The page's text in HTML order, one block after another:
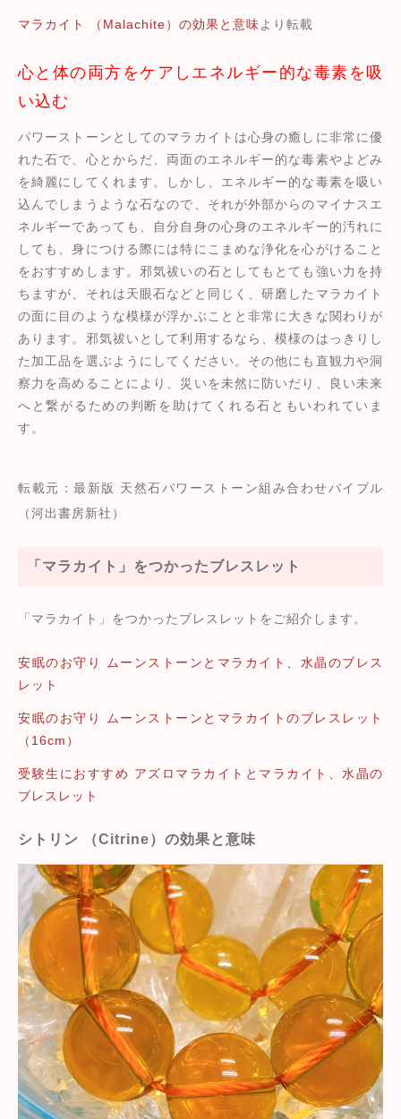
マラカイト （Malachite）の効果と意味より転載
心と体の両方をケアしエネルギー的な毒素を吸
い込む
パワーストーンとしてのマラカイトは心身の癒しに非常に優
れた石で、心とからだ、両面のエネルギー的な毒素やよどみ
を綺麗にしてくれます。しかし、エネルギー的な毒素を吸い
込んでしまうような石なので、それが外部からのマイナスエ
ネルギーであっても、自分自身の心身のエネルギー的汚れに
しても、身につける際には特にこまめな浄化を心がけること
をおすすめします。邪気祓いの石としてもとても強い力を持
ちますが、それは天眼石などと同じく、研磨したマラカイト
の面に目のような模様が浮かぶことと非常に大きな関わりが
あります。邪気祓いとして利用するなら、模様のはっきりし
た加工品を選ぶようにしてください。その他にも直観力や洞
察力を高めることにより、災いを未然に防いだり、良い未来
へと繋がるための判断を助けてくれる石ともいわれていま
す。
転載元：最新版 天然石パワーストーン組み合わせバイブル
（河出書房新社）
「マラカイト」をつかったブレスレット
「マラカイト」をつかったブレスレットをご紹介します。
安眠のお守り ムーンストーンとマラカイト、水晶のブレス
レット
安眠のお守り ムーンストーンとマラカイトのブレスレット
（16cm）
受験生におすすめ アズロマラカイトとマラカイト、水晶の
ブレスレット
シトリン （Citrine）の効果と意味